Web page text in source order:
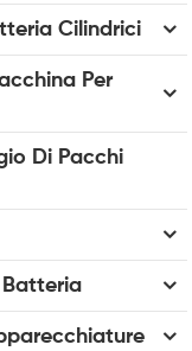
Cilindrici
Per
Di Pacchi